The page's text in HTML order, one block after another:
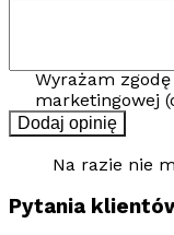
Wyrażam
marketingowej
Dodaj opinię
Na razie nie
Pytania